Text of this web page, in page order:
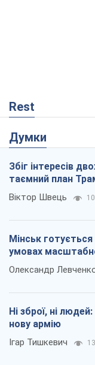
Rest
Думки
Збіг інтересів
таємний план
Віктор Швець
Мінськ
умовах
Олександр
Ні зброї, ні
нову армію
Ігар Тишкевич